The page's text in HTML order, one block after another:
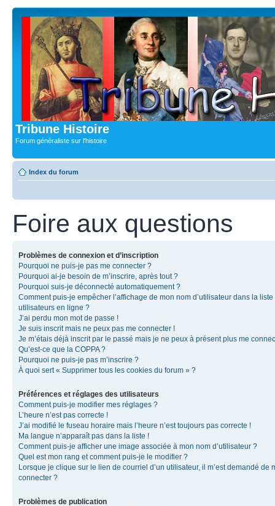
Tribune Histoire
Forum généraliste sur l'histoire
Index du forum
Foire aux questions
Problèmes de connexion et d’inscription
Pourquoi ne puis-je pas me connecter ?
Pourquoi ai-je besoin de m’inscrire, après tout ?
Pourquoi suis-je déconnecté automatiquement ?
Comment puis-je empêcher l’affichage de mon nom d’utilisateur dans la liste
utilisateurs en ligne ?
J’ai perdu mon mot de passe !
Je suis inscrit mais ne peux pas me connecter !
Je m’étais déjà inscrit par le passé mais je ne peux à présent plus me
Qu’est-ce que la COPPA ?
Pourquoi ne puis-je pas m’inscrire ?
À quoi sert « Supprimer tous les cookies du forum » ?
Préférences et réglages des utilisateurs
Comment puis-je modifier mes réglages ?
L’heure n’est pas correcte !
J’ai modifié le fuseau horaire mais l’heure n’est toujours pas correcte !
Ma langue n’apparaît pas dans la liste !
Comment puis-je afficher une image associée à mon nom d’utilisateur ?
Quel est mon rang et comment puis-je le modifier ?
Lorsque je clique sur le lien de courriel d’un utilisateur, il m’est demandé de
connecter ?
Problèmes de publication